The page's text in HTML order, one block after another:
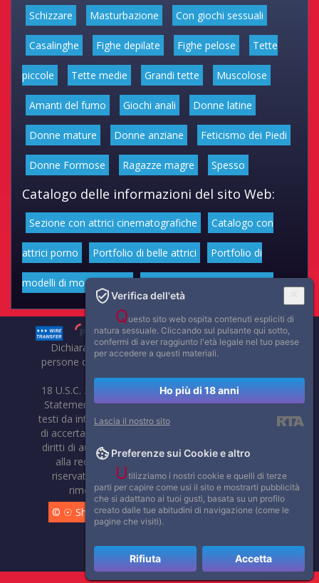
Schizzare Masturbazione Con giochi sessuali
Casalinghe Fighe depilate Fighe pelose Tette
piccole Tette medie Grandi tette Muscolose
Amanti del fumo Giochi anali Donne latine
Donne mature Donne anziane Feticismo dei Piedi
Donne Formose Ragazze magre Spesso
Catalogo delle informazioni del sito Web:
Sezione con attrici cinematografiche Catalogo con
attrici porno Portfolio di belle attrici Portfolio di
modelli di moda volgari
Dichiarazione di non responsabilità: tutti i membri e le
persone che compaiono su questo sito hanno almeno 18
anni.
18 U.S.C. 2257 Record-Keeping Requirements Compliance
Statement. Affaritaliani, prima di pubblicare foto, video o
testi da internet, compie tutte le opportune verifiche al fine
di accertarne il libero regime di circolazione e non violare i
diritti di autore o altri diritti esclusivi di terzi. Per segnalare
alla redazione eventuali errori nell'uso del materiale
riservato, scriveteci: provvederemo prontamente alla
rimozione del materiale lesivo di diritti di terzi.
© ☉ Show di Sesso VivoCam. 2014 - 2026. Tutti i diritti
Verifica dell'età
Questo sito web ospita contenuti espliciti di
natura sessuale. Cliccando sul pulsante qui sotto,
confermi di aver raggiunto l'età legale nel tuo paese
per accedere a questi materiali.
Ho più di 18 anni
Lascia il nostro sito
Preferenze sui Cookie e altro
Utilizziamo i nostri cookie e quelli di terze
parti per capire come usi il sito e mostrarti pubblicità
che si adattano ai tuoi gusti, basata su un profilo
creato dalle tue abitudini di navigazione (come le
pagine che visiti).
Rifiuta Accetta